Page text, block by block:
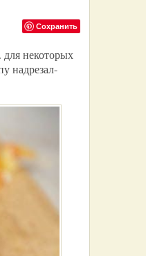
Сохранить
для некоторых
надрезал-